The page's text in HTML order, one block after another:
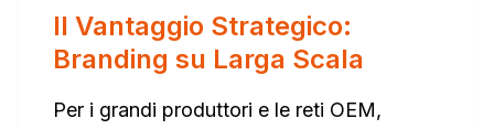
Il Vantaggio Strategico:
Branding su Larga Scala
Per i grandi produttori e le reti OEM,